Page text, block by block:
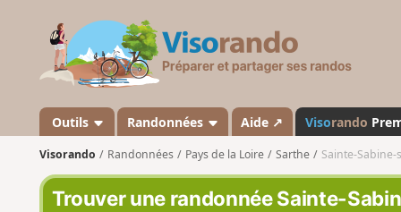
s
a
n
d
o
Outils Randonnées Aide ↗ Visorando
Visorando Randonnées Pays de la Loire Sarthe Sainte-Sabine-
Trouver une randonnée Sainte-